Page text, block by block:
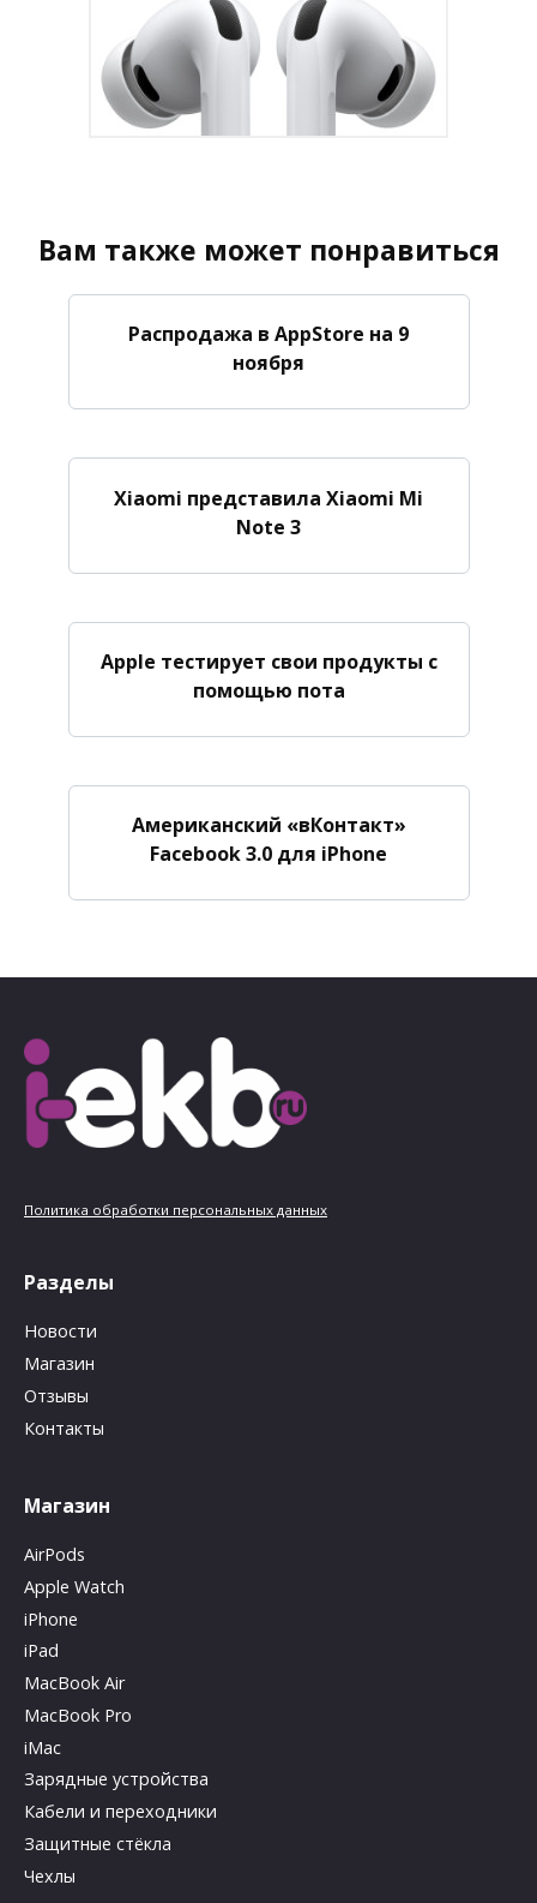
Вам также может понравиться
Распродажа в AppStore на 9
ноября
Xiaomi представила Xiaomi Mi
Note 3
Apple тестирует свои продукты с
помощью пота
Американский «вКонтакт»
Facebook 3.0 для iPhone
Политика обработки персональных данных
Разделы
Новости
Магазин
Отзывы
Контакты
Магазин
AirPods
Apple Watch
iPhone
iPad
MacBook Air
MacBook Pro
iMac
Зарядные устройства
Кабели и переходники
Защитные стёкла
Чехлы